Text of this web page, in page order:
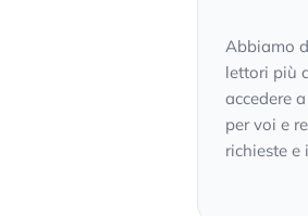
Abbiamo
lettori più
accedere
per voi e
richieste e